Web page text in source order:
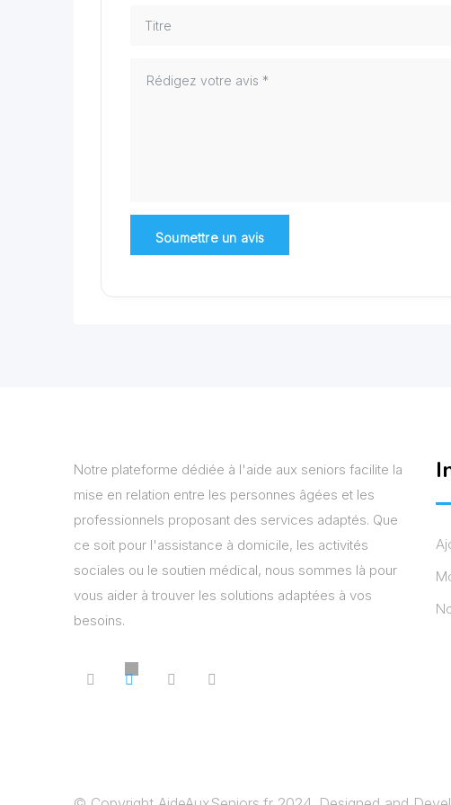
Notre plateforme dédiée à l'aide aux seniors facilite la
mise en relation entre les personnes âgées et les
professionnels proposant des services adaptés. Que
ce soit pour l'assistance à domicile, les activités
sociales ou le soutien médical, nous sommes là pour
vous aider à trouver les solutions adaptées à vos
besoins.